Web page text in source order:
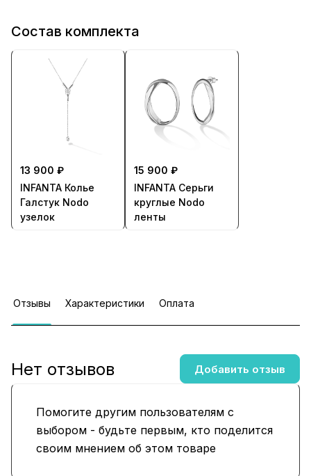
Состав комплекта
13 900 ₽
INFANTA Колье
Галстук Nodo
узелок
15 900 ₽
INFANTA Серьги
круглые Nodo
ленты
Отзывы Характеристики Оплата
Помогите другим пользователям с
выбором - будьте первым, кто поделится
своим мнением об этом товаре
Нет отзывов Добавить отзыв